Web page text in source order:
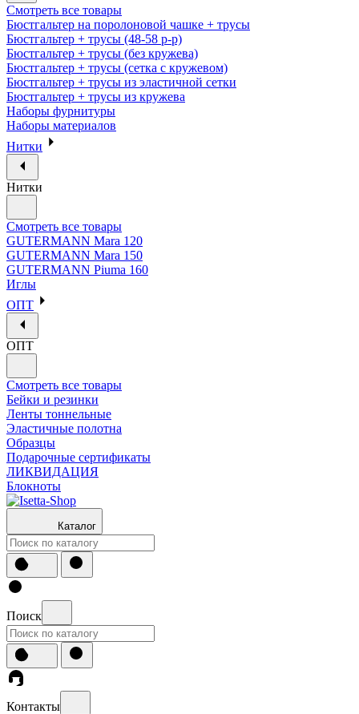
Смотреть все товары
Бюстгальтер на поролоновой чашке + трусы
Бюстгальтер + трусы (48-58 р-р)
Бюстгальтер + трусы (без кружева)
Бюстгальтер + трусы (сетка с кружевом)
Бюстгальтер + трусы из эластичной сетки
Бюстгальтер + трусы из кружева
Наборы фурнитуры
Наборы материалов
Нитки
Нитки
Смотреть все товары
GUTERMANN Mara 120
GUTERMANN Mara 150
GUTERMANN Piuma 160
Иглы
ОПТ
ОПТ
Смотреть все товары
Бейки и резинки
Ленты тоннельные
Эластичные полотна
Образцы
Подарочные сертификаты
ЛИКВИДАЦИЯ
Блокноты
Каталог
Поиск
Контакты